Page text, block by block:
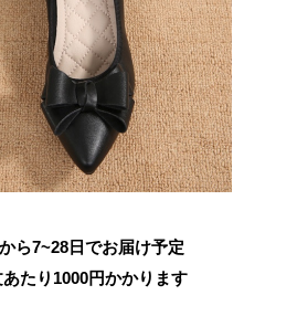
ら7~28日でお届け予定
たり 1000円かかります